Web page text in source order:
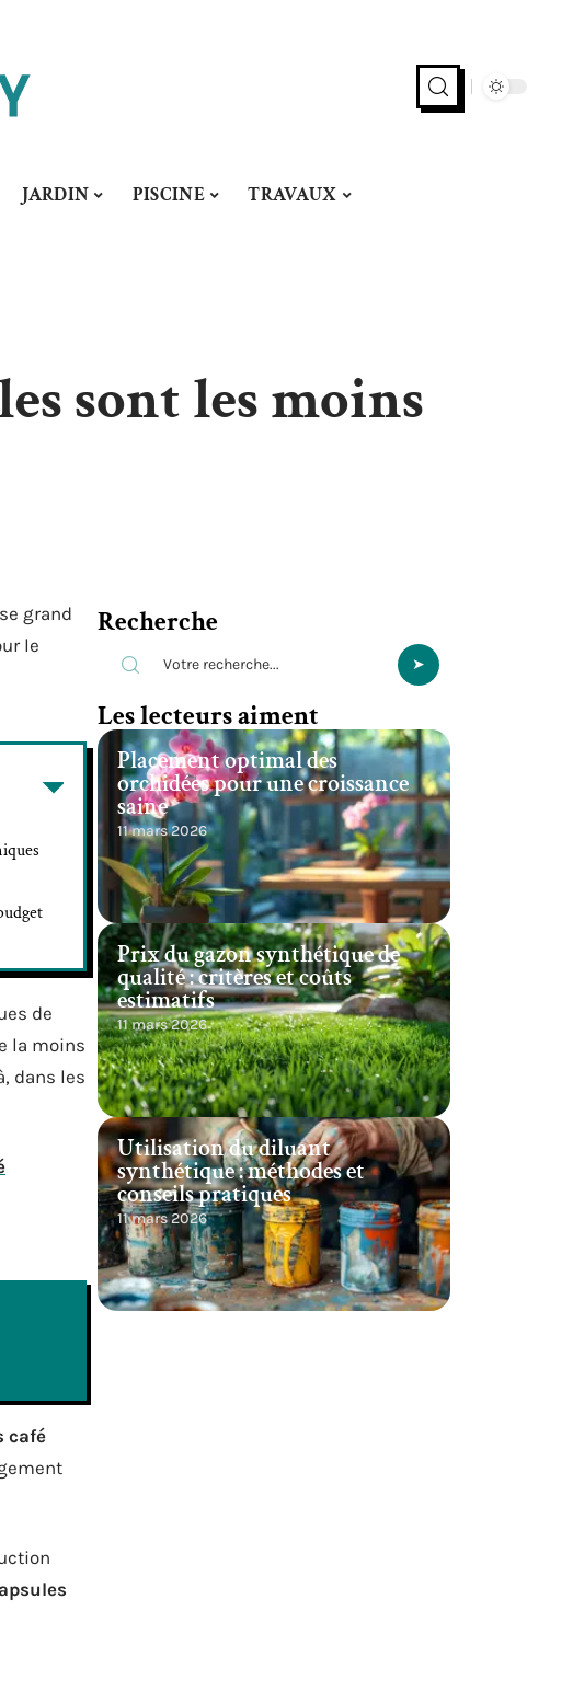
JARDIN PISCINE TRAVAUX
sont les moins
grand
le
de
la moins
dans les
café
Recherche
Les lecteurs aiment
Placement optimal des
orchidées pour une croissance
saine
11 mars 2026
Prix du gazon synthétique de
qualité : critères et coûts
estimatifs
11 mars 2026
Utilisation du diluant
synthétique : méthodes et
conseils pratiques
11 mars 2026